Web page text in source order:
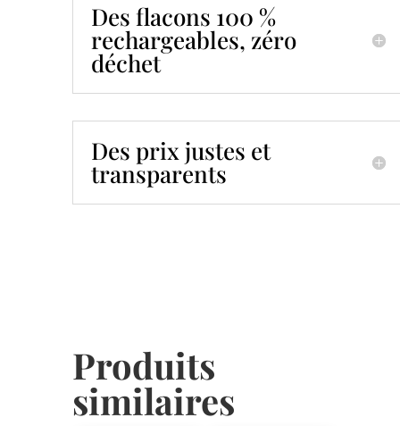
Des flacons 100 %
rechargeables, zéro
déchet
Des prix justes et
transparents
Produits
similaires